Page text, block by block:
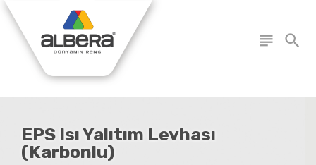
subject search
EPS Isı Yalıtım Levhası
(Karbonlu)